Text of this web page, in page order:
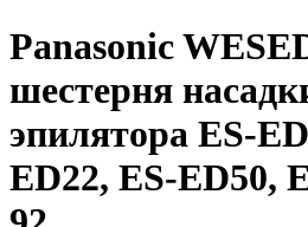
Panasonic
шестерня
эпилятора ES-
ED22, ES-ED50,